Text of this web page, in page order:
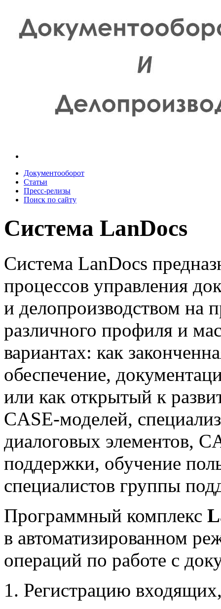
Документооборот
Статьи
Пресс-релизы
Поиск по сайту
Система LanDocs
Система LanDocs
процессов управления
и делопроизводством на
различного профиля и
вариантах: как
обеспечение,
или как открытый к
CASE-моделей,
диалоговых элементов,
поддержки, обучение
специалистов группы
Программный комплекс
в автоматизированном
операций по работе с
Регистрацию